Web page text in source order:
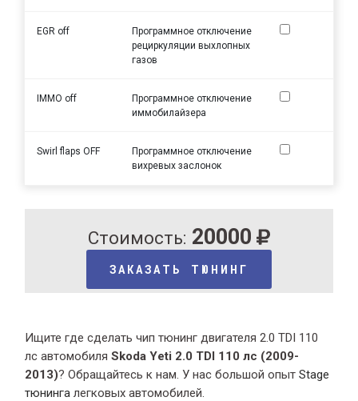
EGR off
Программное отключение
рециркуляции выхлопных
газов
IMMO off
Программное отключение
иммобилайзера
Swirl flaps OFF
Программное отключение
вихревых заслонок
Стоимость: 20000
ЗАКАЗАТЬ ТЮНИНГ
Ищите где сделать чип тюнинг двигателя 2.0 TDI 110
лс автомобиляSkoda Yeti 2.0 TDI 110 лс (2009-
2013)? Обращайтесь к нам. У нас большой опытStage
тюнинга легковых автомобилей.